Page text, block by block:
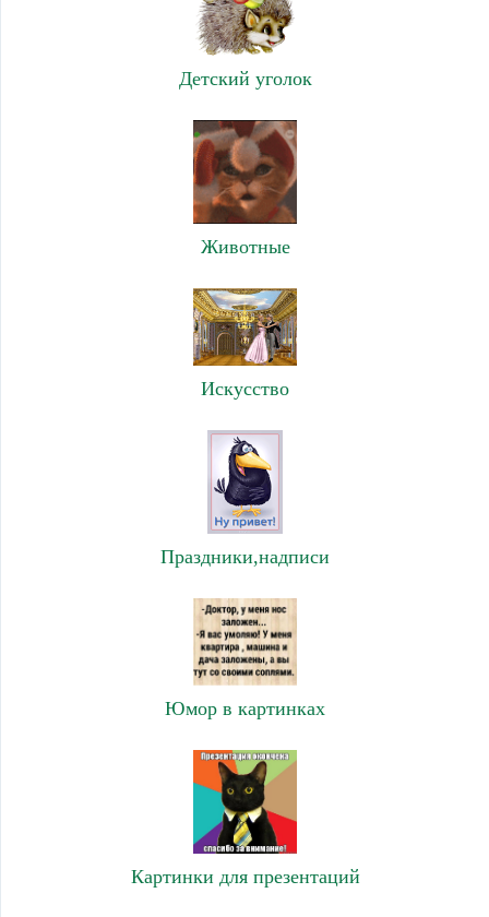
Детский уголок
Животные
Искусство
Праздники,надписи
Юмор в картинках
Картинки для презентаций